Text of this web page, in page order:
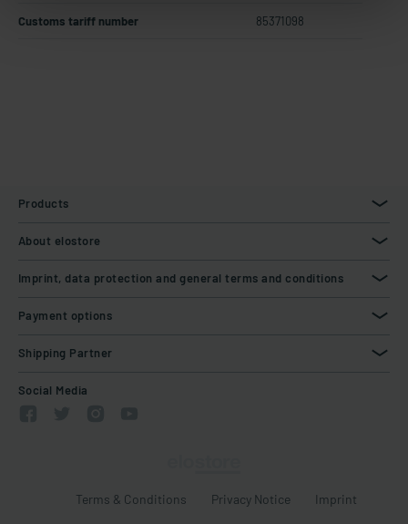
Customs tariff number 85371098
Products
About elostore
Imprint, data protection and general terms and conditions
Payment options
Shipping Partner
Social Media
Terms & Conditions Privacy Notice Imprint